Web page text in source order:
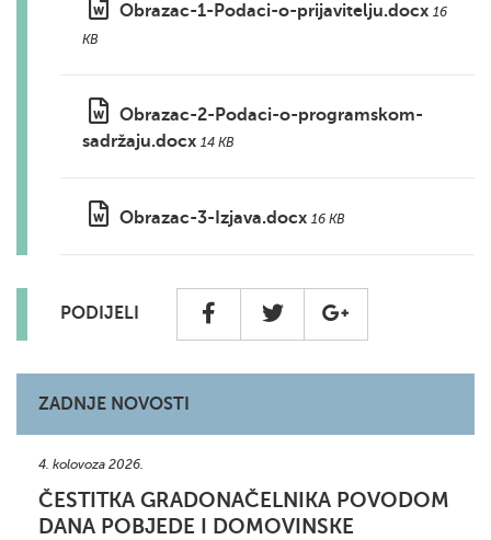
Obrazac-1-Podaci-o-prijavitelju.docx 16
KB
Obrazac-2-Podaci-o-programskom-
sadržaju.docx 14 KB
Obrazac-3-Izjava.docx 16 KB
PODIJELI
ZADNJE NOVOSTI
4. kolovoza 2026.
ČESTITKA GRADONAČELNIKA POVODOM
DANA POBJEDE I DOMOVINSKE